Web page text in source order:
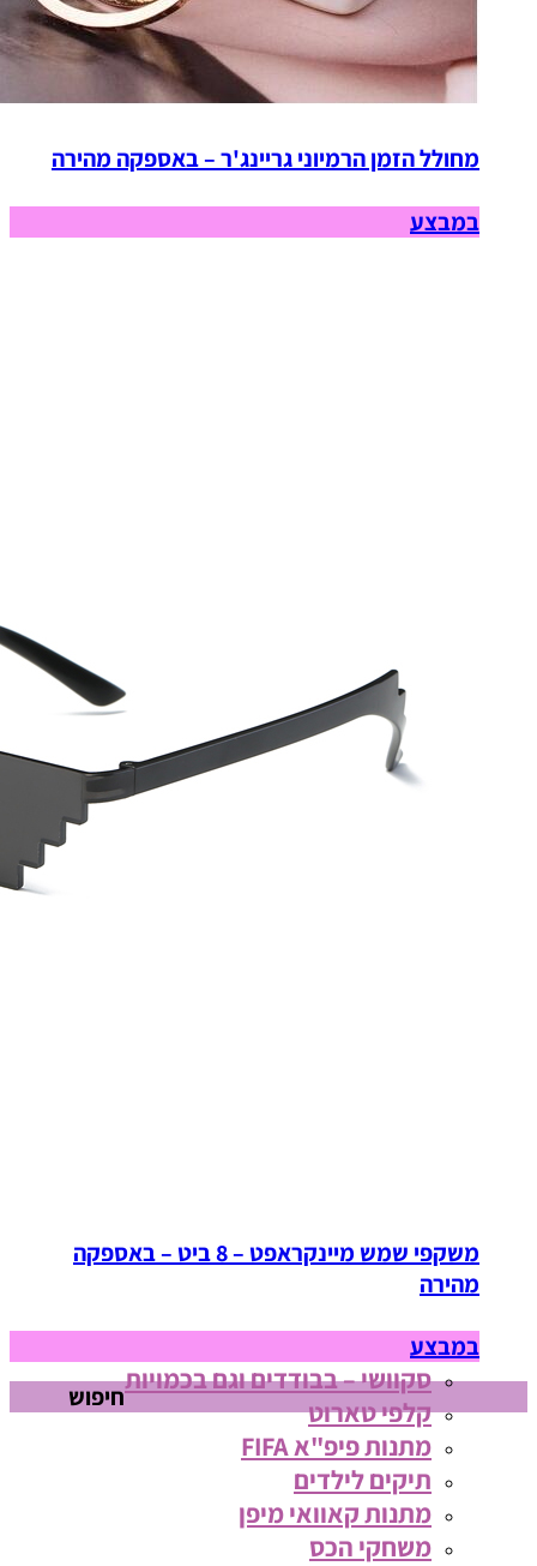
מחולל הזמן הרמיוני גריינג'ר – באספקה מהירה
במבצע
משקפי שמש מיינקראפט – 8 ביט – באספקה
מהירה
במבצע
סקוושי – בבודדים וגם בכמויות
קלפי טארוט
מתנות פיפ"א FIFA
תיקים לילדים
מתנות קאוואי מיפן
משחקי הכס
חיפוש